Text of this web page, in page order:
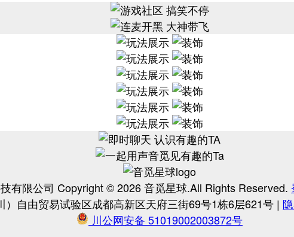
有限公司 Copyright ©2026音觅星球.All Rights Reserved.
）自由贸易试验区成都高新区天府三街69号1栋6层621号 |
川公网安备 51019002003872号